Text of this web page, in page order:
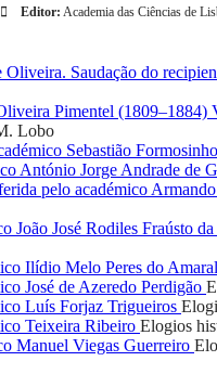
Editor: Academia das Ciências de
Saudação do
Pimentel (1809–1884)
Lobo
Sebastião
António Jorge Andrade de
pelo académico
João José Rodiles Fraústo
Ilídio Melo Peres do Amaral
José de Azeredo Perdigão
Luís Forjaz Trigueiros
Teixeira Ribeiro Elogios
Manuel Viegas Guerreiro